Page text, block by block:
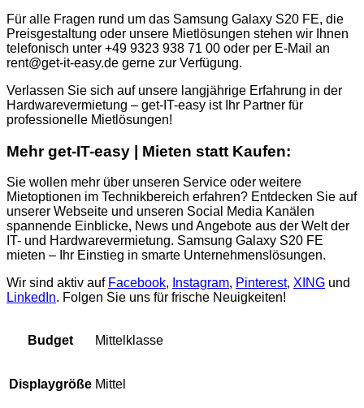
Für alle Fragen rund um das Samsung Galaxy S20 FE, die
Preisgestaltung oder unsere Mietlösungen stehen wir Ihnen
telefonisch unter +49 9323 938 71 00 oder per E-Mail an
rent@get-it-easy.de gerne zur Verfügung.
Verlassen Sie sich auf unsere langjährige Erfahrung in der
Hardwarevermietung – get-IT-easy ist Ihr Partner für
professionelle Mietlösungen!
Mehr get-IT-easy | Mieten statt Kaufen:
Sie wollen mehr über unseren Service oder weitere
Mietoptionen im Technikbereich erfahren? Entdecken Sie auf
unserer Webseite und unseren Social Media Kanälen
spannende Einblicke, News und Angebote aus der Welt der
IT- und Hardwarevermietung. Samsung Galaxy S20 FE
mieten – Ihr Einstieg in smarte Unternehmenslösungen.
Wir sind aktiv auf Facebook, Instagram, Pinterest, XING und
LinkedIn. Folgen Sie uns für frische Neuigkeiten!
Budget Mittelklasse
Displaygröße Mittel